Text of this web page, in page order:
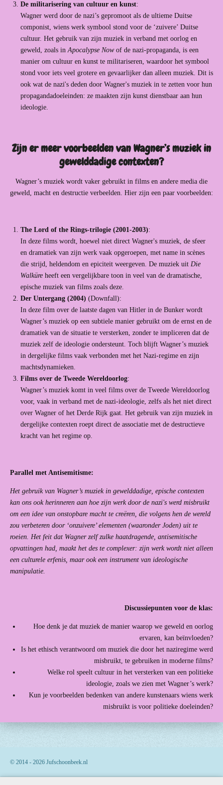
De militarisering van cultuur en kunst:
Wagner werd door de nazi’s gepromoot als de ultieme Duitse
componist, wiens werk symbool stond voor de ‘zuivere’ Duitse
cultuur. Het gebruik van zijn muziek in verband met oorlog en
geweld, zoals inApocalypse Nowof de nazi-propaganda, is een
manier om cultuur en kunst te militariseren, waardoor het symbool
stond voor iets veel grotere en gevaarlijker dan alleen muziek. Dit is
ook wat de nazi's deden door Wagner's muziek in te zetten voor hun
propagandadoeleinden: ze maakten zijn kunst dienstbaar aan hun
ideologie.
Zijn er meer voorbeelden van Wagner’s muziek in
gewelddadige contexten?
Wagner’s muziek wordt vaker gebruikt in films en andere media die
geweld, macht en destructie verbeelden. Hier zijn een paar voorbeelden:
The Lord of the Rings-trilogie (2001-2003):
In deze films wordt, hoewel niet direct Wagner's muziek, de sfeer
en dramatiek van zijn werk vaak opgeroepen, met name in scènes
die strijd, heldendom en epiciteit weergeven. De muziek uit Die
Walküre heeft een vergelijkbare toon in veel van de dramatische,
epische muziek van films zoals deze.
Der Untergang (2004) (Downfall):
In deze film over de laatste dagen van Hitler in de Bunker wordt
Wagner’s muziek op een subtiele manier gebruikt om de ernst en de
dramatiek van de situatie te versterken, zonder te impliceren dat de
muziek zelf de ideologie ondersteunt. Toch blijft Wagner’s muziek
in dergelijke films vaak verbonden met het Nazi-regime en zijn
machtsdynamieken.
Films over de Tweede Wereldoorlog:
Wagner’s muziek komt in veel films over de Tweede Wereldoorlog
voor, vaak in verband met de nazi-ideologie, zelfs als het niet direct
over Wagner of het Derde Rijk gaat. Het gebruik van zijn muziek in
dergelijke contexten roept direct de associatie met de destructieve
kracht van het regime op.
Parallel met Antisemitisme:
Het gebruik van Wagner’s muziek in gewelddadige, epische contexten
kan ons ook herinneren aan hoe zijn werk door de nazi's werd misbruikt
om een idee van onstopbare macht te creëren, die volgens hen de wereld
zou verbeteren door ‘onzuivere’ elementen (waaronder Joden) uit te
roeien. Het feit dat Wagner zelf zulke haatdragende, antisemitische
opvattingen had, maakt het des te complexer: zijn werk wordt niet alleen
een culturele erfenis, maar ook een instrument van ideologische
manipulatie.
Discussiepunten voor de klas:
Hoe denk je dat muziek de manier waarop we geweld en oorlog
ervaren, kan beïnvloeden?
Is het ethisch verantwoord om muziek die door het naziregime werd
misbruikt, te gebruiken in moderne films?
Welke rol speelt cultuur in het versterken van een politieke
ideologie, zoals we zien met Wagner’s werk?
Kun je voorbeelden bedenken van andere kunstenaars wiens werk
misbruikt is voor politieke doeleinden?
© 2014 - 2026 Jufschoonbeek.nl